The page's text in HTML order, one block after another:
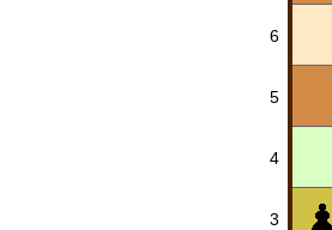
6
5
4
3